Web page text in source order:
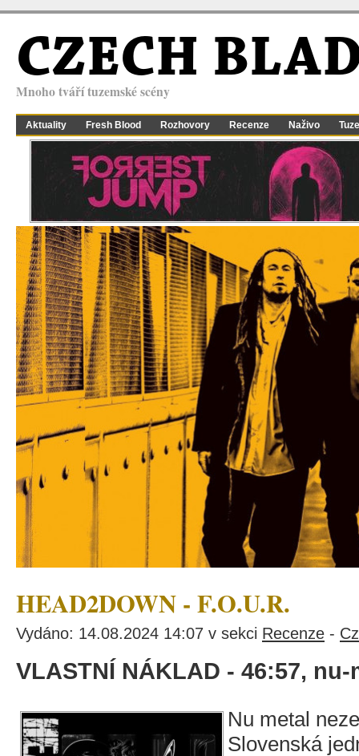
CZECH
Mnoho tváří tuzemské scény
Aktuality Fresh Blood Rozhovory Recenze Naživo
HEAD2DOWN - F.O.U.R.
Vydáno: 14.08.2024 14:07 v sekci Recenze -
VLASTNÍ NÁKLAD - 46:57, nu-
Nu metal
Slovenská